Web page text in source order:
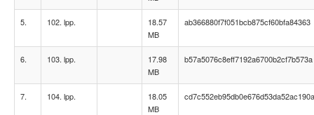
5. 102. lpp.
18.57
MB
ab366880f7f051bcb875cf60bfa84363
6. 103. lpp.
17.98
MB
b57a5076c8eff7192a6700b2cf7b573a
7. 104. lpp.
18.05
MB